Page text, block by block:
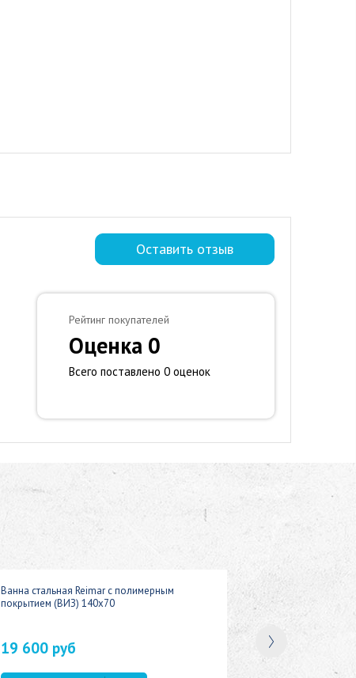
Оставить отзыв
Рейтинг покупателей
Оценка 0
Всего поставлено 0 оценок
Ванна стальная Reimar с полимерным
покрытием (ВИЗ) 140x70
19 600 руб